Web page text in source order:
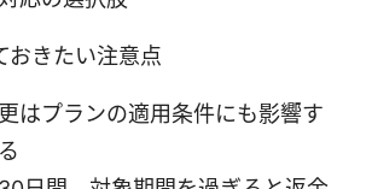
おきたい注意点
はプランの適用条件にも影響す